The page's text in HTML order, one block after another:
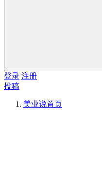
登录 注册
投稿
美业说首页